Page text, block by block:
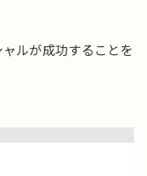
ルが成功することを